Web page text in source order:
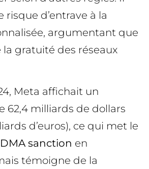
risque d’entrave à la
argumentant que
la gratuité des réseaux
Meta affichait un
62,4 milliards de dollars
d’euros), ce qui met le
DMA sanction en
témoigne de la